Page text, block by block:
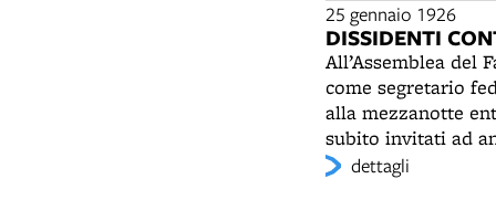
Ruggi. La rivista,
“Selvaggio” di
antimodernista di
tradizione
Soldati, Tobino,
grafiche di Rosai,
perfetto fascista,
25 gennaio 1926
DISSIDENTI
All’Assemblea del
come segretario
alla mezzanotte
subito invitati ad
anche colpi di
dettagli